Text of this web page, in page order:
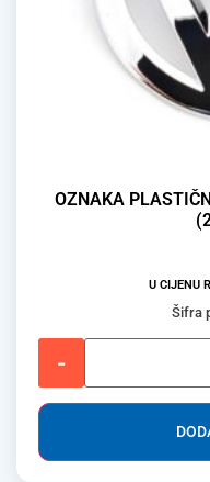
OZNAKA
U CIJENU
Šifra
-